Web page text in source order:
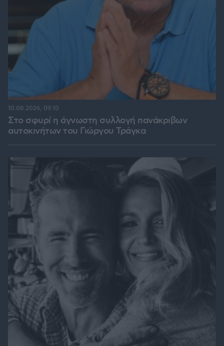
Στο σφυρί η άγνωστη συλλογή πανάκριβων
αυτοκινήτων του Γιώργου Τράγκα
10.08.2026, 09:10